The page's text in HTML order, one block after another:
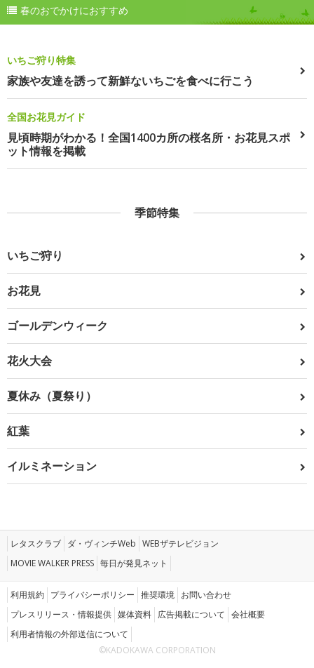
春のおでかけにおすすめ
いちご狩り特集
家族や友達を誘って新鮮ないちごを食べに行こう
全国お花見ガイド
見頃時期がわかる！全国1400カ所の桜名所・お花見スポ
ット情報を掲載
季節特集
いちご狩り
お花見
ゴールデンウィーク
花火大会
夏休み（夏祭り）
紅葉
イルミネーション
レタスクラブ ダ・ヴィンチWeb WEBザテレビジョン
MOVIE WALKER PRESS 毎日が発見ネット
利用規約 プライバシーポリシー 推奨環境 お問い合わせ
プレスリリース・情報提供 媒体資料 広告掲載について 会社概要
利用者情報の外部送信について
©KADOKAWA CORPORATION